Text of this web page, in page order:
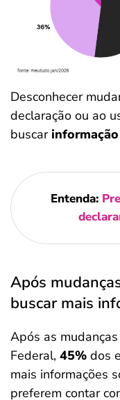
Desconhecer
declaração ou ao
buscar
Entenda:
Após
buscar mais
Após as
Federal, 45% dos
mais informações
preferem contar